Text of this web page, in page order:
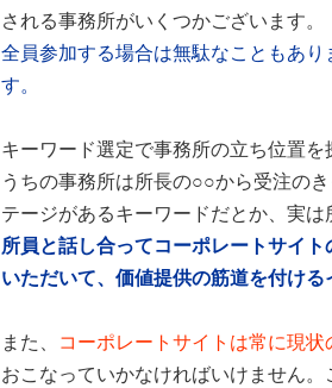
される事務所がいくつかございます。
全員参加する場合は無駄なこともあ
す。
キーワード選定で事務所の立ち位置
うちの事務所は所長の○○から受注の
テージがあるキーワードだとか、実は
所員と話し合ってコーポレートサイ
いただいて、価値提供の筋道を付け
また、
コーポレートサイトは常に現
おこなっていかなければいけません